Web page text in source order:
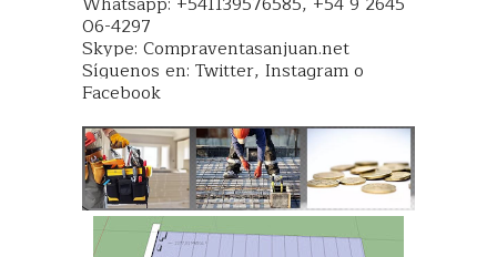
06-4297
Skype: Compraventasanjuan.net
Síguenos en: Twitter, Instagram o
Facebook